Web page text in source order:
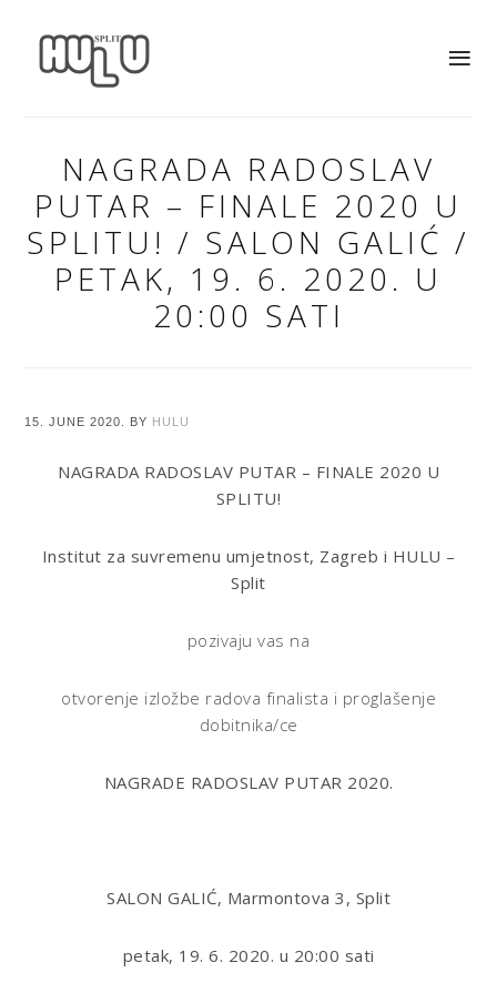
NAGRADA RADOSLAV
PUTAR – FINALE 2020 U
SPLITU! / SALON GALIĆ /
PETAK, 19. 6. 2020. U
20:00 SATI
15. JUNE 2020. BY HULU
NAGRADA RADOSLAV PUTAR – FINALE 2020 U
SPLITU!
Institut za suvremenu umjetnost, Zagreb i HULU –
Split
pozivaju vas na
otvorenje izložbe radova finalista i proglašenje
dobitnika/ce
NAGRADE RADOSLAV PUTAR 2020.
SALON GALIĆ, Marmontova 3, Split
petak, 19. 6. 2020. u 20:00 sati